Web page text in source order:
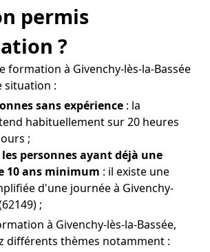
permis
?
formation à Givenchy-lès-la-Bassée
situation :
sans expérience : la
habituellement sur 20 heures
;
personnes ayant déjà une
10 ans minimum : il existe une
d'une journée à Givenchy-
;
à Givenchy-lès-la-Bassée,
différents thèmes notamment :